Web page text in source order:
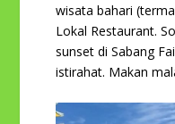
wisata bahari
Lokal Restaurant.
sunset di Sabang
istirahat. Makan